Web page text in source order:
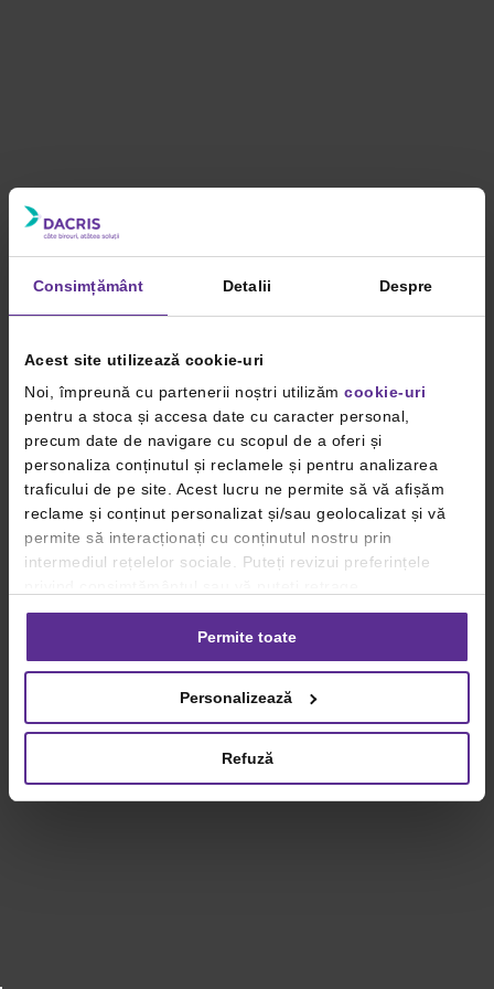
Consimțământ Detalii Despre
Acest site utilizează cookie-uri
Noi, împreună cu partenerii noștri utilizăm cookie-uri
pentru a stoca și accesa date cu caracter personal,
precum date de navigare cu scopul de a oferi și
personaliza conținutul și reclamele și pentru analizarea
traficului de pe site. Acest lucru ne permite să vă afișăm
reclame și conținut personalizat și/sau geolocalizat și vă
permite să interacționați cu conținutul nostru prin
intermediul rețelelor sociale. Puteți revizui preferințele
consimțământul oricând, făcând click pe linkul către
setările dvs. de cookie-uri.
privind utilizarea modulelor cookie.Detalii
Permite toate
Personalizează
Refuză